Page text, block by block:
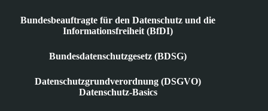
Bundesbeauftragte für den Datenschutz und die
Informationsfreiheit (BfDI)
Bundesdatenschutzgesetz (BDSG)
Datenschutzgrundverordnung (DSGVO)
Datenschutz-Basics